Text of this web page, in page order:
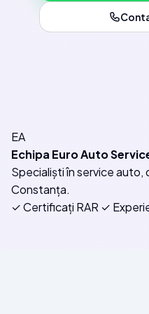
EA
Echipa Euro Auto
Specialiști în service auto,
Constanța.
✓ Certificați RAR ✓